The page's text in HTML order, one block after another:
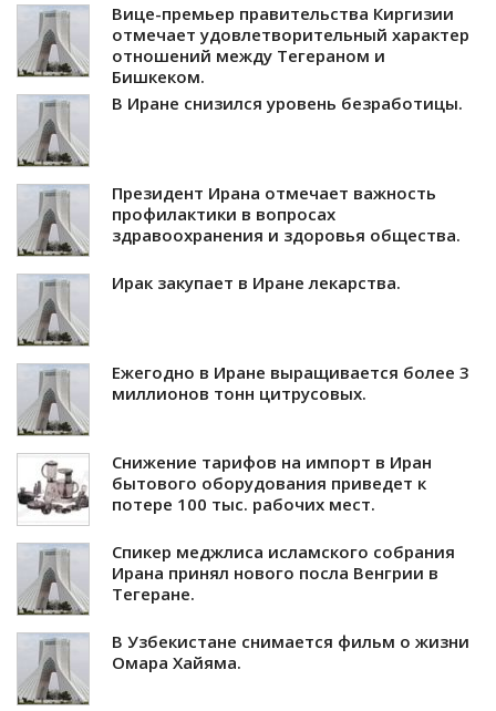
Вице-премьер правительства Киргизии
отмечает удовлетворительный характер
отношений между Тегераном и
Бишкеком.
В Иране снизился уровень безработицы.
Президент Ирана отмечает важность
профилактики в вопросах
здравоохранения и здоровья общества.
Ирак закупает в Иране лекарства.
Ежегодно в Иране выращивается более 3
миллионов тонн цитрусовых.
Снижение тарифов на импорт в Иран
бытового оборудования приведет к
потере 100 тыс. рабочих мест.
Спикер меджлиса исламского собрания
Ирана принял нового посла Венгрии в
Тегеране.
В Узбекистане снимается фильм о жизни
Омара Хайяма.